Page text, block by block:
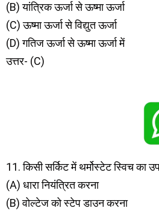
(B) यांत्रिक ऊर्जा से ऊष्मा ऊर्जा
(C) ऊष्मा ऊर्जा से विद्युत ऊर्जा
(D) गतिज ऊर्जा से ऊष्मा ऊर्जा में
उत्तर- (C)
11. किसी सर्किट में थर्मोस्टेट स्विच का
(A) धारा नियंत्रित करना
(B) वोल्टेज को स्टेप डाउन करना